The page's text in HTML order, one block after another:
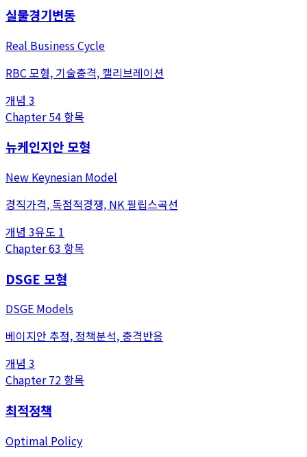
실물경기변동
Real Business Cycle
RBC 모형, 기술충격, 캘리브레이션
개념 3
Chapter54 항목
뉴케인지안 모형
New Keynesian Model
경직가격, 독점적경쟁, NK 필립스곡선
개념 3유도 1
Chapter63 항목
DSGE 모형
DSGE Models
베이지안 추정, 정책분석, 충격반응
개념 3
Chapter72 항목
최적정책
Optimal Policy